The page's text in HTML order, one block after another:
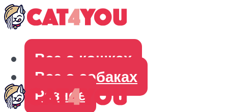
Все о кошках
Все о собаках
Разное